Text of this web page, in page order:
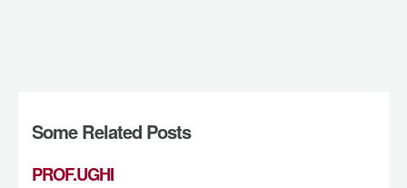
Some Related Posts
PROF.UGHI